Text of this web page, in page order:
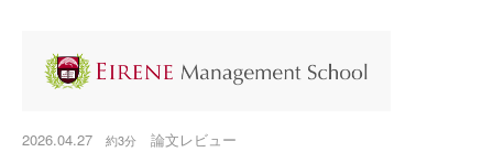
2026.04.27 約3分 論文レビュー